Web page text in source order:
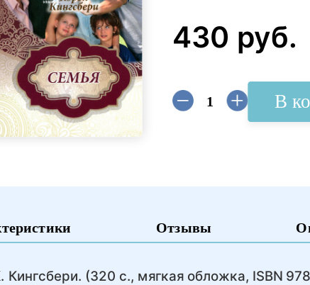
430 руб.
В
Отзывы
(320 с., мягкая обложка, ISBN